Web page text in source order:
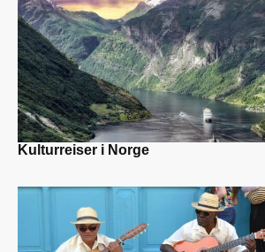
Kulturreiser i Norge